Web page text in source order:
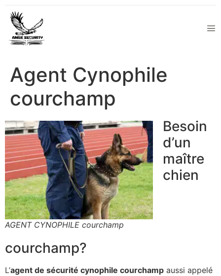
Agent Cynophile
courchamp
AGENT CYNOPHILE courchamp
Besoin
d’un
maître
chien
courchamp?
L’agent de sécurité cynophile courchamp aussi appelé